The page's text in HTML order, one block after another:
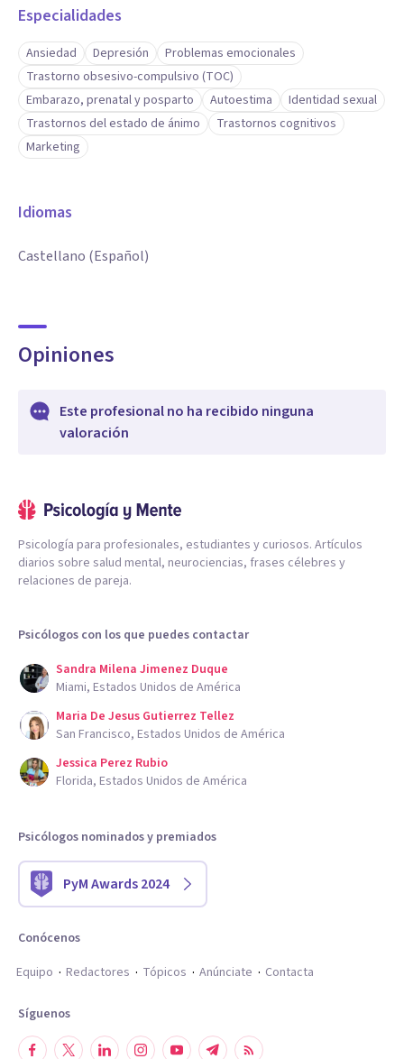
Especialidades
Ansiedad Depresión
Problemas emocionales
Trastorno obsesivo-compulsivo (TOC)
Embarazo, prenatal y posparto
Autoestima
Identidad sexual
Trastornos del estado de ánimo
Trastornos cognitivos
Marketing
Idiomas
Castellano (Español)
Opiniones
Este profesional no ha recibido ninguna
valoración
Psicología para profesionales, estudiantes y curiosos. Artículos
diarios sobre salud mental, neurociencias, frases célebres y
relaciones de pareja.
Psicólogos con los que puedes contactar
Sandra Milena Jimenez Duque
Miami, Estados Unidos de América
Maria De Jesus Gutierrez Tellez
San Francisco, Estados Unidos de América
Jessica Perez Rubio
Florida, Estados Unidos de América
Psicólogos nominados y premiados
PyM Awards 2024
Conócenos
Equipo
Redactores Tópicos Anúnciate Contacta
Síguenos